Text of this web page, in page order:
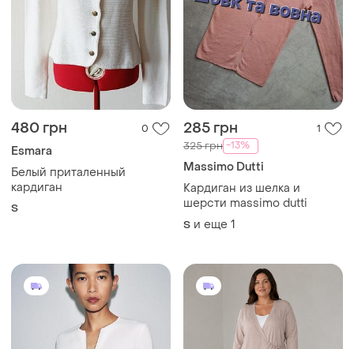
480 грн 0
Esmara
Белый приталенный
кардиган
S
285 грн 1
325 грн -13%
Massimo Dutti
Кардиган из шелка и
шерсти massimo dutti
S и еще 1